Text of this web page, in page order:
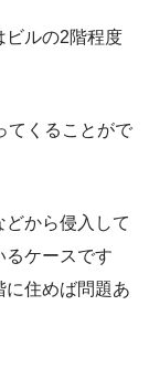
ビルの2階程度
てくることがで
どから侵入して
るケースです
に住めば問題あ